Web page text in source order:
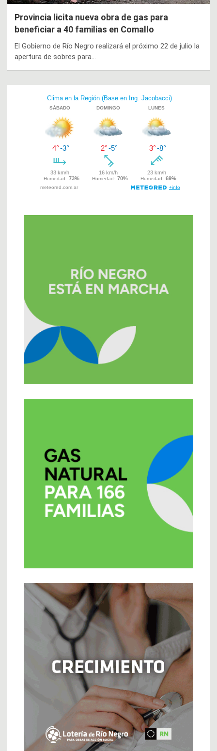
Provincia licita nueva obra de gas para
beneficiar a 40 familias en Comallo
El Gobierno de Río Negro realizará el próximo 22 de julio la
apertura de sobres para…